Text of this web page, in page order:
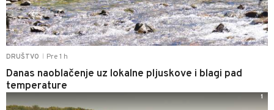
DRUŠTVO Pre 1 h
Danas naoblačenje uz lokalne pljuskove i blagi pad
temperature
1